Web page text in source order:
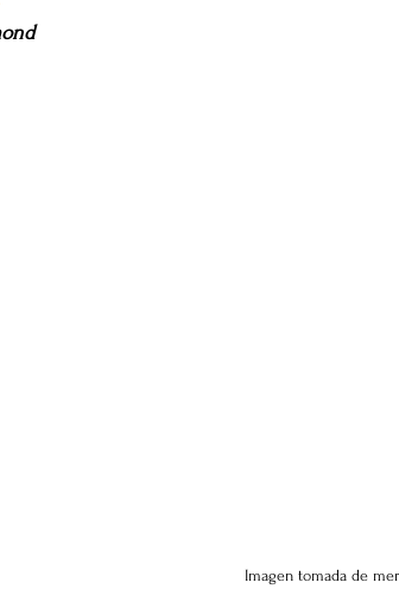
de 5 estrellas.
Imagen tomada de